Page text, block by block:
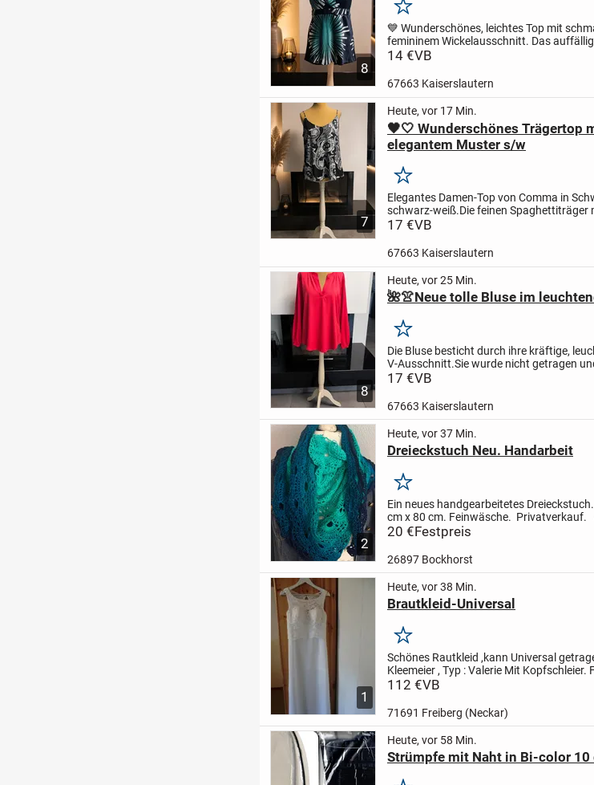
8
Merken
💙 Wunderschönes, leichtes Top mit
femininem Wickelausschnitt. Das
Weiß macht dieses Top zu einem echten
14 €VB
67663 Kaiserslautern
7
Heute, vor 17 Min.
🖤🤍 Wunderschönes Trägertop
elegantem Muster s/w
Merken
Elegantes Damen-Top von Comma in
schwarz-weiß.Die feinen Spaghettiträger
Rückenlösung sorgen für einen femininen
17 €VB
67663 Kaiserslautern
8
Heute, vor 25 Min.
🌺👚Neue tolle Bluse im
Merken
Die Bluse besticht durch ihre kräftige,
V-Ausschnitt.Sie wurde nicht getragen
neuwertigen Zustand.
17 €VB
67663 Kaiserslautern
2
Heute, vor 37 Min.
Dreieckstuch Neu. Handarbeit
Merken
Ein neues handgearbeitetes Dreieckstuch.
cm x 80 cm. Feinwäsche. Privatverkauf.
möglich.
20 €Festpreis
26897 Bockhorst
1
Heute, vor 38 Min.
Brautkleid-Universal
Merken
Schönes Rautkleid ,kann Universal
Kleemeier , Typ : ValerieMit Kopfschleier.
36/38. Körpergröße ca. 178 cm.
112 €VB
71691 Freiberg (Neckar)
Heute, vor 58 Min.
Strümpfe mit Naht in Bi-color 10